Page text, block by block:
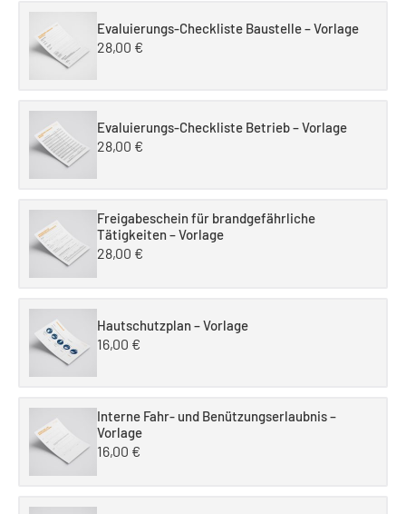
Evaluierungs-Checkliste Baustelle – Vorlage
28,00 €
Evaluierungs-Checkliste Betrieb – Vorlage
28,00 €
Freigabeschein für brandgefährliche
Tätigkeiten – Vorlage
28,00 €
Hautschutzplan – Vorlage
16,00 €
Interne Fahr- und Benützungserlaubnis –
Vorlage
16,00 €